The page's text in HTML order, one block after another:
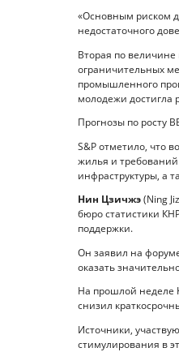
«Основным риском
недостаточного
Вторая по
ограничительных
промышленного
молодежи достигла
Прогнозы по росту
S&P отметило, что
жилья и
инфраструктуры, а
Нин Цзичжэ(Ning
бюро статистики
поддержки.
Он заявил на
оказать
На прошлой неделе
снизил
Источники,
стимулирования в